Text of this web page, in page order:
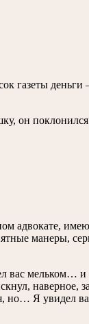
газеты деньги
он
адвокате,
манеры,
вас мельком… и
наверное,
но… Я увидел